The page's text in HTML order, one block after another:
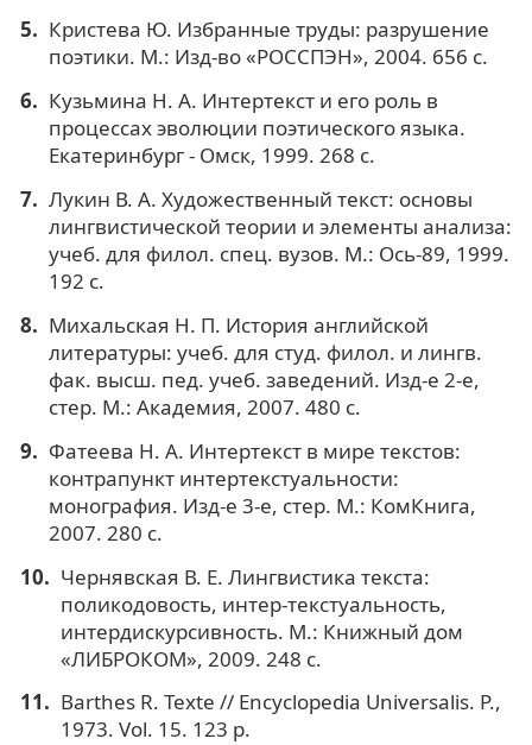
Кристева Ю. Избранные труды: разрушение
поэтики. М.: Изд-во «РОССПЭН», 2004. 656 с.
Кузьмина Н. А. Интертекст и его роль в
процессах эволюции поэтического языка.
Екатеринбург - Омск, 1999. 268 с.
Лукин В. А. Художественный текст: основы
лингвистической теории и элементы анализа:
учеб. для филол. спец. вузов. М.: Ось-89, 1999.
192 с.
Михальская Н. П. История английской
литературы: учеб. для студ. филол. и лингв.
фак. высш. пед. учеб. заведений. Изд-е 2-е,
стер. М.: Академия, 2007. 480 с.
Фатеева Н. А. Интертекст в мире текстов:
контрапункт интертекстуальности:
монография. Изд-е 3-е, стер. М.: КомКнига,
2007. 280 с.
Чернявская В. Е. Лингвистика текста:
поликодовость, интер-текстуальность,
интердискурсивность. М.: Книжный дом
«ЛИБРОКОМ», 2009. 248 с.
Barthes R. Texte // Encyclopedia Universalis. P.,
1973. Vol. 15. 123 p.